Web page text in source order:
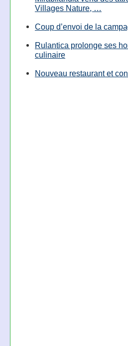
Villages Nature, …
Coup d’envoi de la
Rulantica prolonge ses
culinaire
Nouveau restaurant et